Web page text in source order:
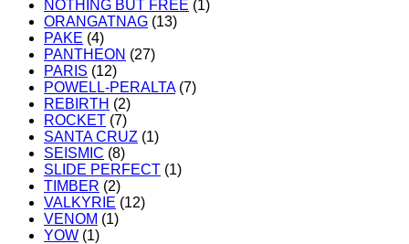
NOTHING BUT FREE (1)
ORANGATNAG (13)
PAKE (4)
PANTHEON (27)
PARIS (12)
POWELL-PERALTA (7)
REBIRTH (2)
ROCKET (7)
SANTA CRUZ (1)
SEISMIC (8)
SLIDE PERFECT (1)
TIMBER (2)
VALKYRIE (12)
VENOM (1)
YOW (1)